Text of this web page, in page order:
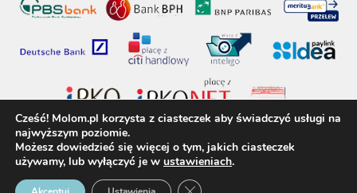
molom.pl © 2017 - Wszelkie prawa zastrzeżone
Cześć! Molom.pl korzysta z ciasteczek aby świadczyć usługi na
najwyższym poziomie.
Możesz dowiedzieć się więcej o tym, jakich ciasteczek
używamy, lub wyłączyć je w ustawieniach.
Zamknij panel powiadomień o